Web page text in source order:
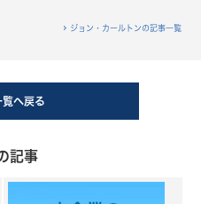
ジョン・カールトンの記事一覧
覧へ戻る
記事